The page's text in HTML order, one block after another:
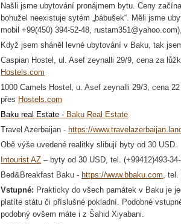
Našli jsme ubytování pronájmem bytu. Ceny
bohužel neexistuje sytém „bábušek“. Měli jsme
mobil +99(450) 394-52-48,
Když jsem sháněl levné ubytování v Baku, tak
Caspian Hostel , ul. Asef zeynalli 29/9, cena za
Hostels.com
1000 Camels Hostel , u. Asef zeynalli 29/3, cena
přes Hostels.com
Baku real Estate - Baku Real Estate
Travel Azerbaijan - https://
Obě výše uvedené realitky slibují byty od 30 USD.
Intourist AZ – byty od 30 USD, tel. (+99412)493-
Bed&Breakfast Baku - https://www.bbaku.com, tel.
Vstupné: Prakticky do všech památek v Baku je
platíte státu či příslušné pokladní. Podobné
podobný ovšem máte i z Šahid Xiyabani.